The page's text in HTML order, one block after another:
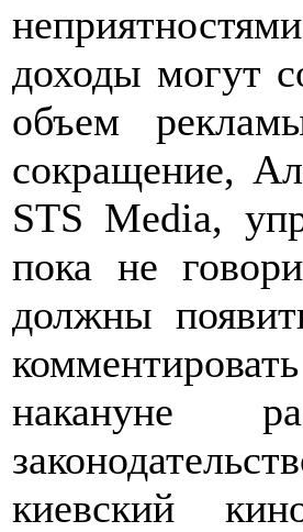
доходы могут
объем
сокращение,
STS Media,
пока не
должны
накануне
киевский